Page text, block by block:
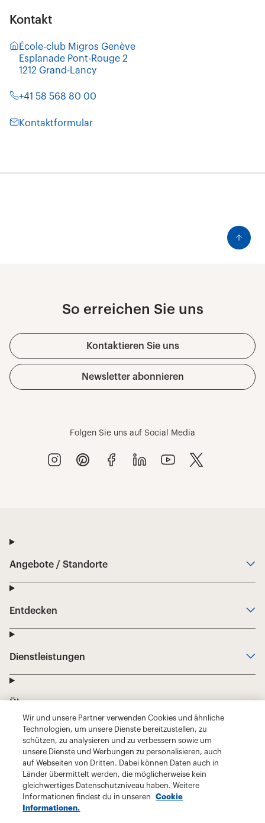
Wir und unsere Partner verwenden Cookies und ähnliche
Technologien, um unsere Dienste bereitzustellen, zu
schützen, zu analysieren und zu verbessern sowie um
unsere Dienste und Werbungen zu personalisieren, auch
auf Webseiten von Dritten. Dabei können Daten auch in
Länder übermittelt werden, die möglicherweise kein
gleichwertiges Datenschutzniveau haben. Weitere
Informationen findest du in unseren
Cookie
Informationen.